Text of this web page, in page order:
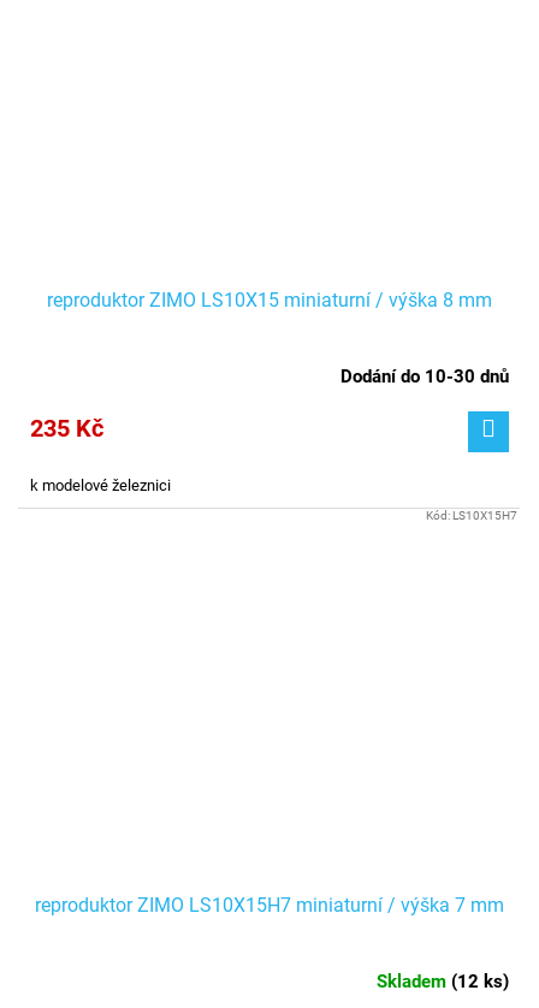
reproduktor ZIMO LS10X15 miniaturní / výška 8 mm
Dodání do 10-30 dnů
235 Kč
k modelové železnici
reproduktor ZIMO LS10X15H7 miniaturní / výška 7 mm
Skladem (12 ks)
Kód:LS10X15H7